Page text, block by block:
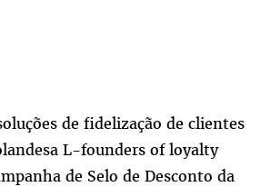
de fidelização de clientes
L-founders of loyalty
de Selo de Desconto da